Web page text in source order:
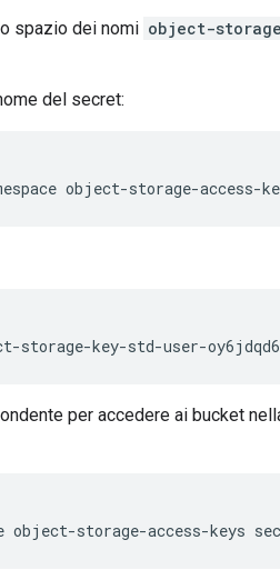
spazio dei nomi object-
del secret:
object-storage-access-
per accedere ai bucket
object-storage-access-keys